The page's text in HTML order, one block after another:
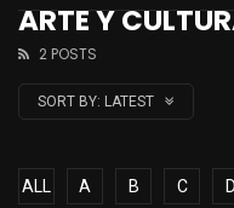
ARTE Y
2 POSTS
SORT BY: LATEST
ALL A B C D